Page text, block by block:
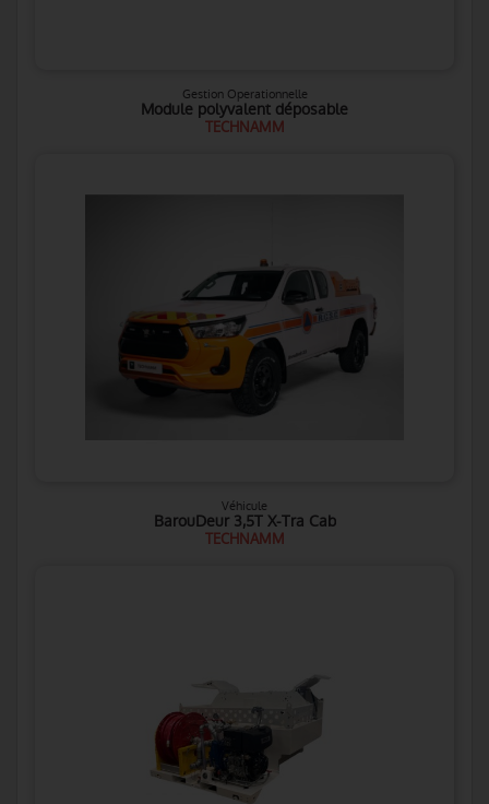
Gestion Operationnelle
Module polyvalent déposable
TECHNAMM
Véhicule
BarouDeur 3,5T X-Tra Cab
TECHNAMM